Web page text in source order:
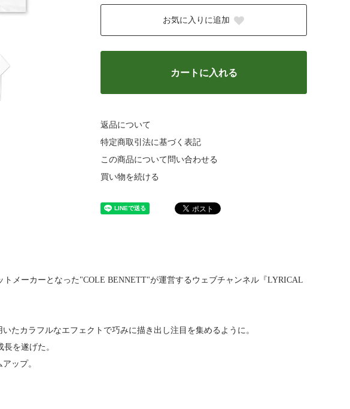
お気に入りに追加
カートに入れる
返品について
特定商取引法に基づく表記
この商品について問い合わせる
買い物を続ける
メーカーとなった"COLE BENNETT"が運営するウェブチャンネル『LYRICAL
カラフルなエフェクトで巧みに描き出し注目を集めるように。
を遂げた。
ップ。